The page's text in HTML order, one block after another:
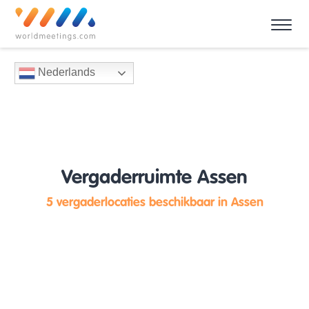
Nederlands
Vergaderruimte Assen
5 vergaderlocaties beschikbaar in Assen